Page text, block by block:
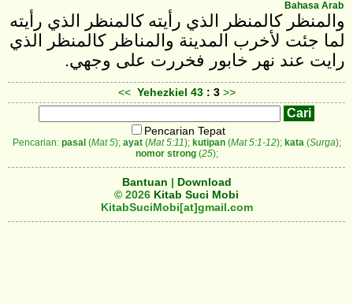
Bahasa Arab
والمنظر كالمنظر الذي رأيته كالمنظر الذي رأيته
لما جئت لأخرب المدينة والمناظر كالمنظر الذي
رايت عند نهر خابور فخررت على وجهي.
<< Yehezkiel 43 : 3 >>
Pencarian Tepat
Pencarian: pasal(Mat 5); ayat(Mat 5:11); kutipan(Mat 5:1-12); kata (Surga);
nomor strong(25);
Bantuan | Download
© 2026 Kitab Suci Mobi
KitabSuciMobi[at]gmail.com